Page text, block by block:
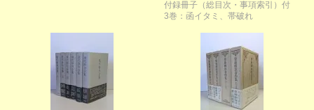
付録冊子（総目次・事項索引）付
3巻：函イタミ、帯破れ